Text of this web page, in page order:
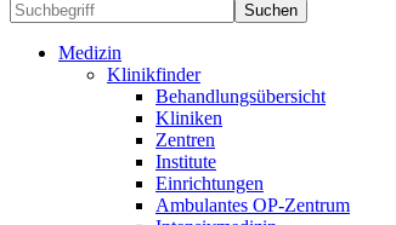
Suchen
Medizin
Klinikfinder
Behandlungsübersicht
Kliniken
Zentren
Institute
Einrichtungen
Ambulantes OP-Zentrum